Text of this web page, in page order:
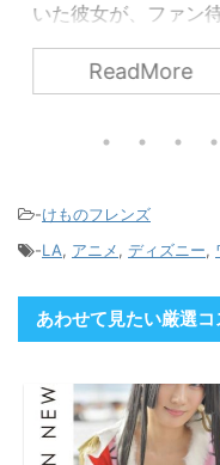
いた彼女が、ファン
のグラビアイメージ
リース！ReadMore
-けものフレンズ
-LA, アニメ, ディズニー,
あわせて見たい厳選